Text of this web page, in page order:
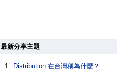
最新分享主題
Distribution 在台灣稱為什麼？